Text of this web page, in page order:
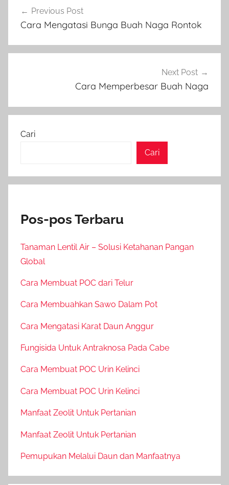
pos
Previous Post
Cara Mengatasi Bunga Buah Naga Rontok
Next Post
Cara Memperbesar Buah Naga
Cari
Cari
Pos-pos Terbaru
Tanaman Lentil Air – Solusi Ketahanan Pangan
Global
Cara Membuat POC dari Telur
Cara Membuahkan Sawo Dalam Pot
Cara Mengatasi Karat Daun Anggur
Fungisida Untuk Antraknosa Pada Cabe
Cara Membuat POC Urin Kelinci
Cara Membuat POC Urin Kelinci
Manfaat Zeolit Untuk Pertanian
Manfaat Zeolit Untuk Pertanian
Pemupukan Melalui Daun dan Manfaatnya